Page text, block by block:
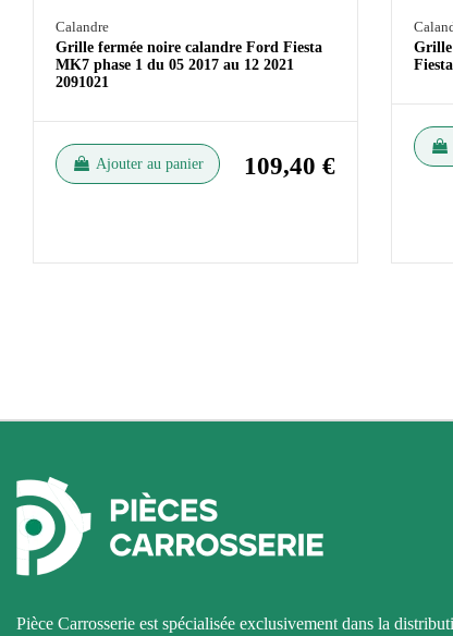
Calandre
Grille fermée noire calandre Ford Fiesta
MK7 phase 1 du 05 2017 au 12 2021
2091021
Ajouter au panier 109,40 €
Grille
Pièce Carrosserie est spécialisée exclusivement dans la